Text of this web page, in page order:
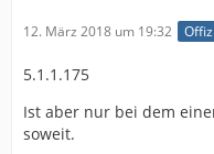
12. März 2018 um 19:32
5.1.1.175
Ist aber nur bei dem
soweit.